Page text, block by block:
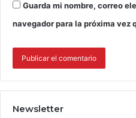
Guarda mi nombre, correo
navegador para la próxima vez
Newsletter